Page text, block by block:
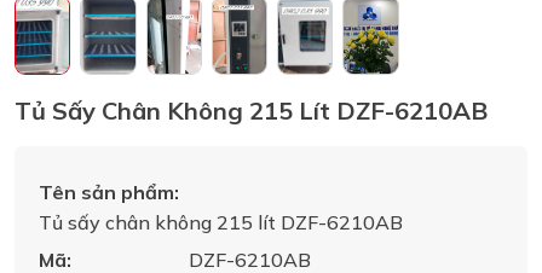
Tủ Sấy Chân Không 215 Lít DZF-6210AB
Tên sản phẩm:
Tủ sấy chân không 215 lít DZF-6210AB
Mã:
DZF-6210AB